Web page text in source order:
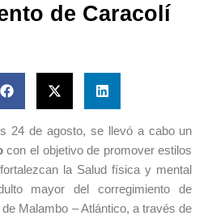
de Caracolí
24 de agosto, se llevó a cabo un
con el objetivo de promover estilos
la Salud física y mental
mayor del corregimiento de
Malambo – Atlántico, a través de